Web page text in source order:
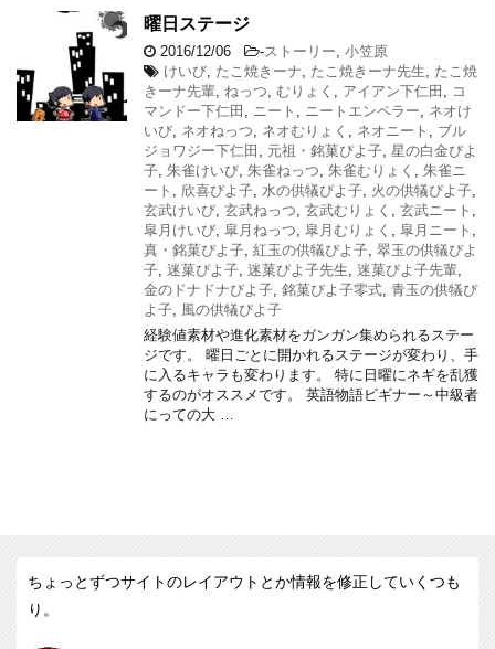
曜日ステージ
2016/12/06 -ストーリー, 小笠原
けいび, たこ焼きーナ, たこ焼きーナ先生, たこ焼
きーナ先輩, ねっつ, むりょく , アイアン下仁田 , コ
マンドー下仁田 , ニート , ニートエンペラー, ネオけ
いび, ネオねっつ, ネオむりょく , ネオニート , ブル
ジョワジー下仁田 , 元祖・銘菓ぴよ子, 星の白金ぴよ
子, 朱雀けいび, 朱雀ねっつ, 朱雀むりょく , 朱雀ニ
ート , 欣喜ぴよ子, 水の供犠ぴよ子, 火の供犠ぴよ子,
玄武けいび, 玄武ねっつ, 玄武むりょく , 玄武ニート ,
皐月けいび, 皐月ねっつ, 皐月むりょく , 皐月ニート ,
真・銘菓ぴよ子, 紅玉の供犠ぴよ子, 翠玉の供犠ぴよ
子, 迷菓ぴよ子, 迷菓ぴよ子先生, 迷菓ぴよ子先輩,
金のドナドナぴよ子, 銘菓ぴよ子零式, 青玉の供犠ぴ
よ子, 風の供犠ぴよ子
経験値素材や進化素材をガンガン集められるステー
ジです。 曜日ごとに開かれるステージが変わり、手
に入るキャラも変わります。 特に日曜にネギを乱獲
するのがオススメです。 英語物語ビギナー～中級者
にっての大 …
ちょっとずつサイトのレイアウトとか情報を修正していくつも
り。